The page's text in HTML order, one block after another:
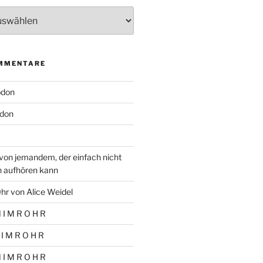
jemandem, der einfach nicht
aufhören kann
von Alice Weidel
I M R O H R
M R O H R
I M R O H R